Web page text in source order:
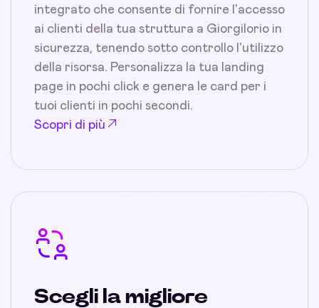
integrato che consente di fornire l'accesso
ai clienti della tua struttura a Giorgilorio in
sicurezza, tenendo sotto controllo l'utilizzo
della risorsa. Personalizza la tua landing
page in pochi click e genera le card per i
tuoi clienti in pochi secondi.
Scopri di più
Scegli la migliore